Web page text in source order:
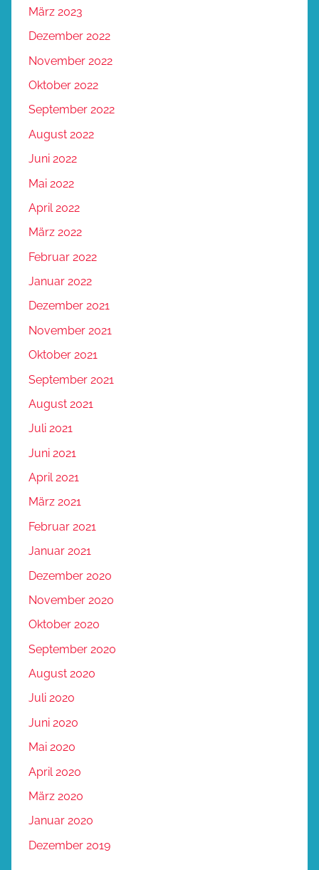
März 2023
Dezember 2022
November 2022
Oktober 2022
September 2022
August 2022
Juni 2022
Mai 2022
April 2022
März 2022
Februar 2022
Januar 2022
Dezember 2021
November 2021
Oktober 2021
September 2021
August 2021
Juli 2021
Juni 2021
April 2021
März 2021
Februar 2021
Januar 2021
Dezember 2020
November 2020
Oktober 2020
September 2020
August 2020
Juli 2020
Juni 2020
Mai 2020
April 2020
März 2020
Januar 2020
Dezember 2019